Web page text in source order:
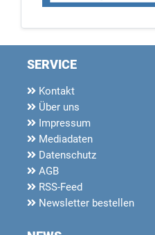
SERVICE
Kontakt
Über uns
Impressum
Mediadaten
Datenschutz
AGB
RSS-Feed
Newsletter bestellen